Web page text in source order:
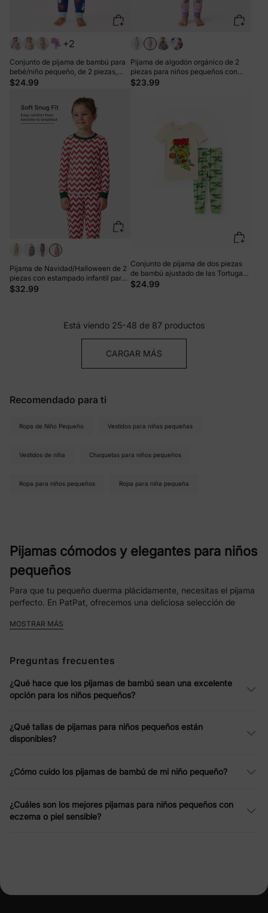
+2
Conjunto de pijama de bambú para
bebé/niño pequeño, de 2 piezas,
con estampado animal, ajustado y
$24.99
Pijama de algodón orgánico de 2
piezas para niños pequeños con
estampado infantil, ajuste ceñido,
$23.99
Pijama de Navidad/Halloween de 2
piezas con estampado infantil para
niños pequeños (ajuste ceñido)
$32.99
Conjunto de pijama de dos piezas
de bambú ajustado de las Tortugas
Ninja para niños pequeños, color
$24.99
Está viendo 25-48 de 87 productos
CARGAR MÁS
Recomendado para ti
Ropa de Niño Pequeño Vestidos para niñas pequeñas
Vestidos de niña Chaquetas para niños pequeños
Ropa para niños pequeños Ropa para niña pequeña
Pijamas cómodos y elegantes para niños
pequeños
Para que tu pequeño duerma plácidamente, necesitas el pijama
perfecto. En PatPat, ofrecemos una deliciosa selección de
comodidad, seguridad y estilo.
Diseños adorables para cada niño pequeño
divertidos y alegres. Nuestra colección de pijamas incluye una
variedad de estampados y temas que se adaptan a la
Estampados de animales:desde lindos
dinosaurios hasta encantadores conejos,
despiertan alegría e imaginación.
oficial que incluyen personajes queridos como
PAW Patrol, Care Bears y Tom y Jerry.
Descubre nuestros pijamas de bambú
MOSTRAR MÁS
Preguntas frecuentes
¿Qué hace que los pijamas de bambú sean una excelente
opción para los niños pequeños?
¿Qué tallas de pijamas para niños pequeños están
disponibles?
¿Cómo cuido los pijamas de bambú de mi niño pequeño?
¿Cuáles son los mejores pijamas para niños pequeños con
eczema o piel sensible?